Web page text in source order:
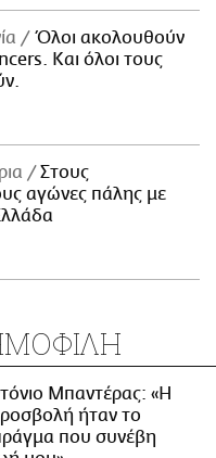
Όλοι ακολουθούν
Και όλοι τους
Στους
αγώνες πάλης με
Μπαντέρας: «Η
ήταν το
που συνέβη